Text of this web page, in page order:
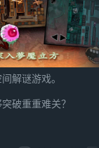
解谜游戏。
破重重难关？